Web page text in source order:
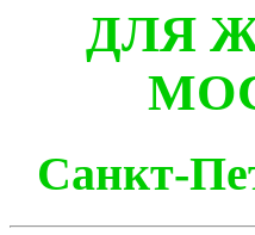
ДЛЯ
Санкт-